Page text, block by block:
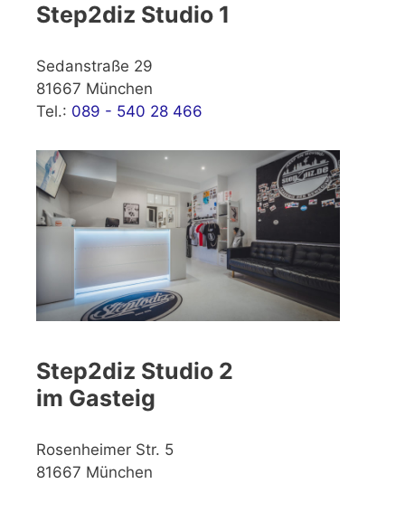
Step2diz Studio 1
Sedanstraße 29
81667 München
Tel.: 089 - 540 28 466
Step2diz Studio 2
im Gasteig
Rosenheimer Str. 5
81667 München